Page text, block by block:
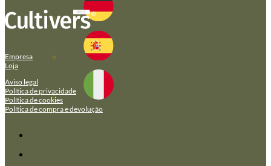
Empresa
Loja
Aviso legal
Política de privacidade
Política de cookies
Política de compra e devolução